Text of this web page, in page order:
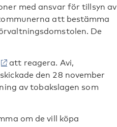
med ansvar för tillsyn av
att bestämma
De
att reagera. Avi,
den 28 november
av tobakslagen som
om de vill köpa